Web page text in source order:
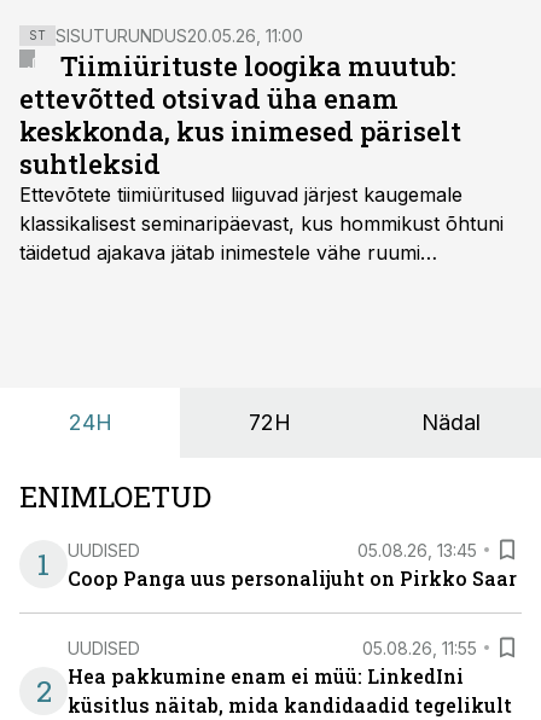
ST SISUTURUNDUS20.05.26, 11:00
Tiimiürituste loogika muutub:
ettevõtted otsivad üha enam
keskkonda, kus inimesed päriselt
suhtleksid
Ettevõtete tiimiüritused liiguvad järjest kaugemale
klassikalisest seminaripäevast, kus hommikust õhtuni
täidetud ajakava jätab inimestele vähe ruumi
24H 72H Nädal
ENIMLOETUD
1
UUDISED 05.08.26, 13:45
Coop Panga uus personalijuht on Pirkko Saar
2
UUDISED 05.08.26, 11:55
Hea pakkumine enam ei müü: LinkedIni
küsitlus näitab, mida kandidaadid tegelikult